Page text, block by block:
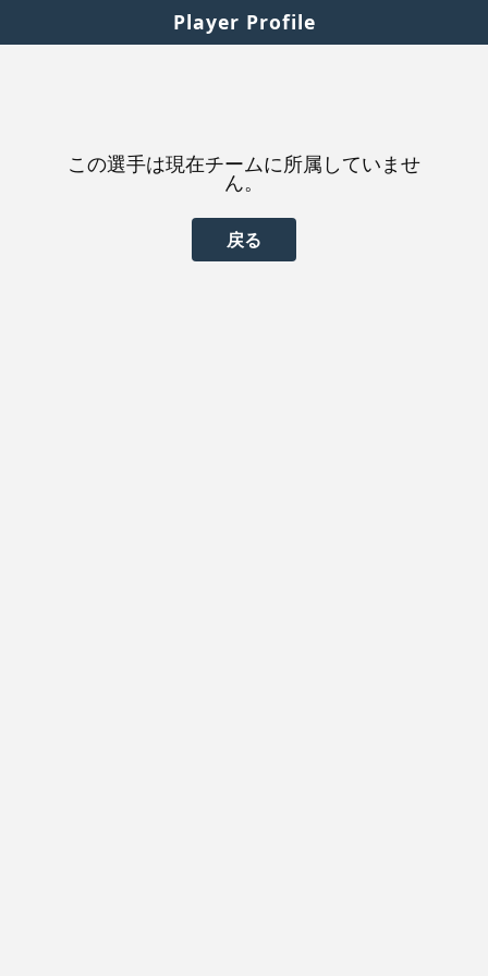
Player Profile
この選手は現在チームに所属していませ
ん。
戻る